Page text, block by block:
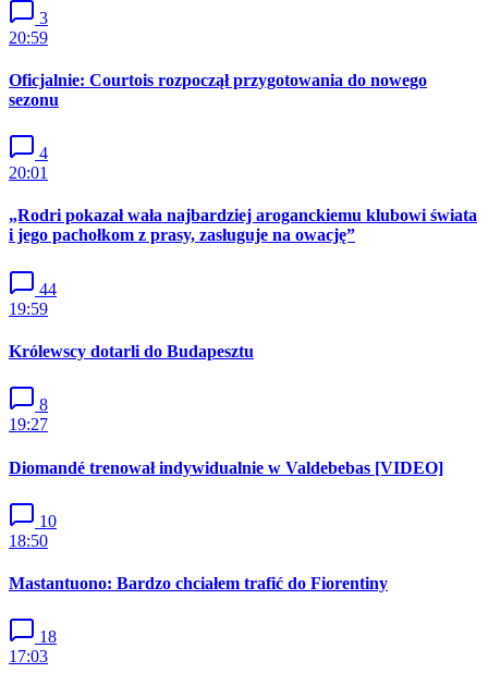
3
20:59
Oficjalnie: Courtois rozpoczął przygotowania do nowego
sezonu
4
20:01
„Rodri pokazał wała najbardziej aroganckiemu klubowi świata
i jego pachołkom z prasy, zasługuje na owację”
44
19:59
Królewscy dotarli do Budapesztu
8
19:27
Diomandé trenował indywidualnie w Valdebebas [VIDEO]
10
18:50
Mastantuono: Bardzo chciałem trafić do Fiorentiny
18
17:03